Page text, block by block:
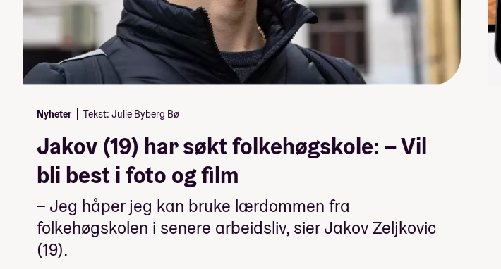
Nyheter Tekst: Julie Byberg Bø
Jakov (19) har søkt folkehøgskole: – Vil
bli best i foto og film
– Jeg håper jeg kan bruke lærdommen fra
folkehøgskolen i senere arbeidsliv, sier Jakov Zeljkovic
(19).